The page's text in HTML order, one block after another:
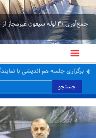
جمع‌آوری ۳۰ لوله سیفون
معاون برنامه‌ریزی و اقتصادی وزارت
جستجو